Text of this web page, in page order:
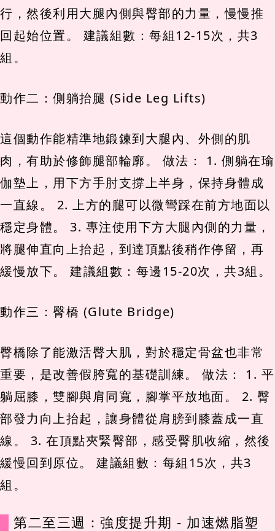
行，然後利用大腿內側與臀部的力量，慢慢推
回起始位置。 建議組數：每組12-15次，共3
組。
動作二：側躺抬腿 (Side Leg Lifts)
這個動作能精準地鍛鍊到大腿內、外側的肌
肉，有助於修飾腿部輪廓。 做法： 1. 側躺在瑜
伽墊上，用下方手肘支撐上半身，保持身體成
一直線。 2. 上方的腿可以微彎踩在前方地面以
穩定身體。 3. 專注使用下方大腿內側的力量，
將腿伸直向上抬起，到達頂點後稍作停留，再
緩慢放下。 建議組數：每邊15-20次，共3組。
動作三：臀橋 (Glute Bridge)
臀橋除了能激活臀大肌，對於穩定骨盆也非常
重要，是改善假胯寬的基礎訓練。 做法： 1. 平
躺屈膝，雙腳與肩同寬，腳掌平放地面。 2. 臀
部發力向上抬起，讓身體從肩膀到膝蓋成一直
線。 3. 在頂點夾緊臀部，感受臀肌收縮，然後
緩慢回到原位。 建議組數：每組15次，共3
組。
第二至三週：強度提升期 - 加速燃脂塑